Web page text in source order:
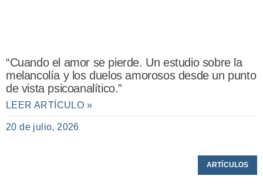
“Cuando el amor se pierde. Un estudio sobre la
melancolía y los duelos amorosos desde un punto
de vista psicoanalítico.”
LEER ARTÍCULO »
20 de julio, 2026
ARTÍCULOS